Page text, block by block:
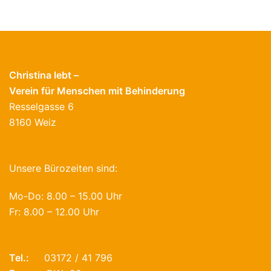
Christina lebt –
Verein für Menschen mit Behinderung
Resselgasse 6
8160 Weiz
Unsere Bürozeiten sind:
Mo-Do: 8.00 – 15.00 Uhr
Fr: 8.00 – 12.00 Uhr
Tel.: 03172 / 41 796